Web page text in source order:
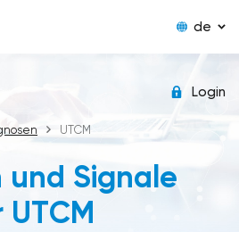
de
Login
UTСМ
und Signale
UTСМ